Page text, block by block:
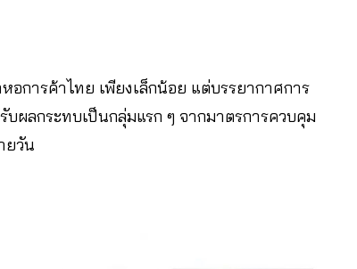
อการค้าไทย เพียงเล็กน้อย แต่บรรยากาศการ
ผลกระทบเป็นกลุ่มแรก ๆ จากมาตรการควบคุม
ยวัน